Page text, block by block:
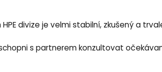
divize je velmi stabilní, zkušený a
s partnerem konzultovat